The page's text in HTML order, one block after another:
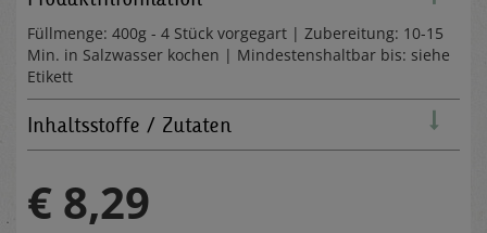
Füllmenge: 400g - 4 Stück vorgegart | Zubereitung: 10-15
Min. in Salzwasser kochen | Mindestenshaltbar bis: siehe
Etikett
Inhaltsstoffe / Zutaten
€ 8,29